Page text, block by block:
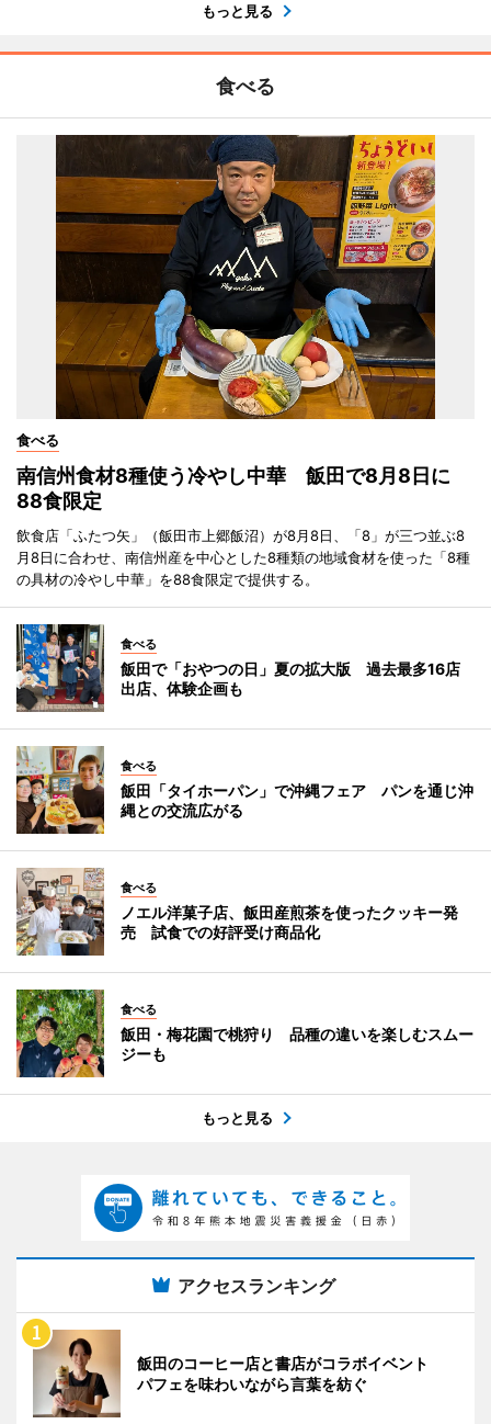
もっと見る
食べる
食べる
南信州食材8種使う冷やし中華 飯田で8月8日に
88食限定
飲食店「ふたつ矢」（飯田市上郷飯沼）が8月8日、「8」が三つ並ぶ8
月8日に合わせ、南信州産を中心とした8種類の地域食材を使った「8種
の具材の冷やし中華」を88食限定で提供する。
食べる
飯田で「おやつの日」夏の拡大版 過去最多16店
出店、体験企画も
食べる
飯田「タイホーパン」で沖縄フェア パンを通じ沖
縄との交流広がる
食べる
ノエル洋菓子店、飯田産煎茶を使ったクッキー発
売 試食での好評受け商品化
食べる
飯田・梅花園で桃狩り 品種の違いを楽しむスムー
ジーも
もっと見る
アクセスランキング
飯田のコーヒー店と書店がコラボイベント
パフェを味わいながら言葉を紡ぐ